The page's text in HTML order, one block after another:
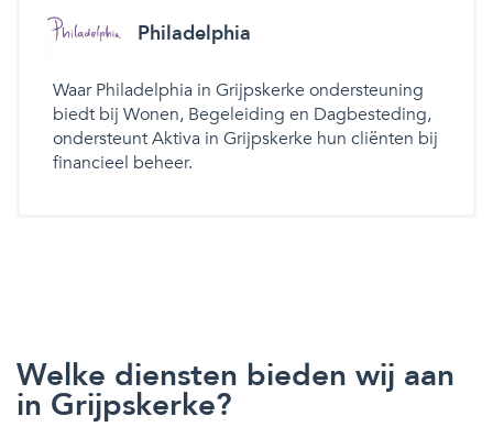
Philadelphia
Waar Philadelphia in Grijpskerke ondersteuning
biedt bij Wonen, Begeleiding en Dagbesteding,
ondersteunt Aktiva in Grijpskerke hun cliënten bij
financieel beheer.
Welke diensten bieden wij aan
in Grijpskerke?